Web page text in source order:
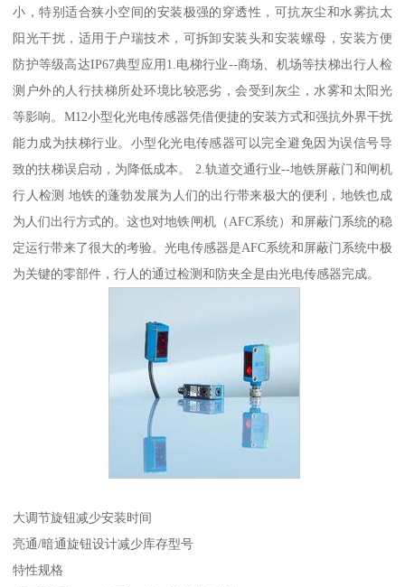
小，特别适合狭小空间的安装极强的穿透性，可抗灰尘和水雾抗太
阳光干扰，适用于户瑞技术，可拆卸安装头和安装螺母，安装方便
防护等级高达IP67典型应用1.电梯行业--商场、机场等扶梯出行人检
测户外的人行扶梯所处环境比较恶劣，会受到灰尘，水雾和太阳光
等影响。M12小型化光电传感器凭借便捷的安装方式和强抗外界干扰
能力成为扶梯行业。小型化光电传感器可以完全避免因为误信号导
致的扶梯误启动，为降低成本。 2.轨道交通行业--地铁屏蔽门和闸机
行人检测 地铁的蓬勃发展为人们的出行带来极大的便利，地铁也成
为人们出行方式的。这也对地铁闸机（AFC系统）和屏蔽门系统的稳
定运行带来了很大的考验。光电传感器是AFC系统和屏蔽门系统中极
为关键的零部件，行人的通过检测和防夹全是由光电传感器完成。
大调节旋钮减少安装时间
亮通/暗通旋钮设计减少库存型号
特性规格